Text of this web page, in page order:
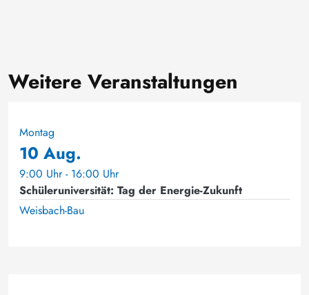
Weitere Veranstaltungen
Montag
10 Aug.
9:00 Uhr - 16:00 Uhr
Schüleruniversität: Tag der Energie-Zukunft
Weisbach-Bau